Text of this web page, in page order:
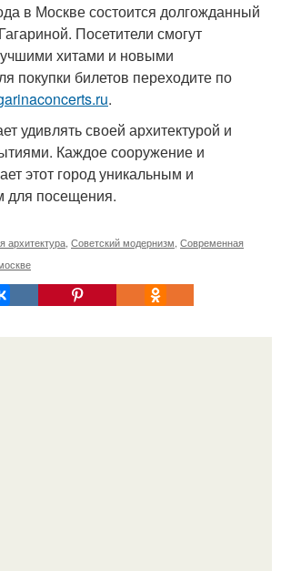
в Москве состоится долгожданный
Посетители смогут
хитами и новыми
покупки билетов переходите по
.
удивлять своей архитектурой и
Каждое сооружение и
этот город уникальным и
для посещения.
архитектура Советский модернизм Современная